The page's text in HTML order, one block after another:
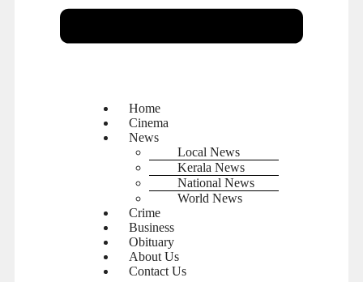
Home
Cinema
News
Local News
Kerala News
National News
World News
Crime
Business
Obituary
About Us
Contact Us